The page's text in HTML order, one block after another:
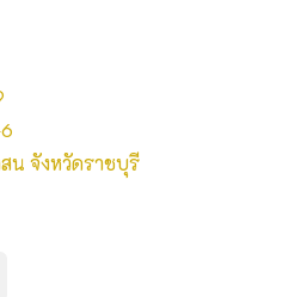
น จังหวัดราชบุรี